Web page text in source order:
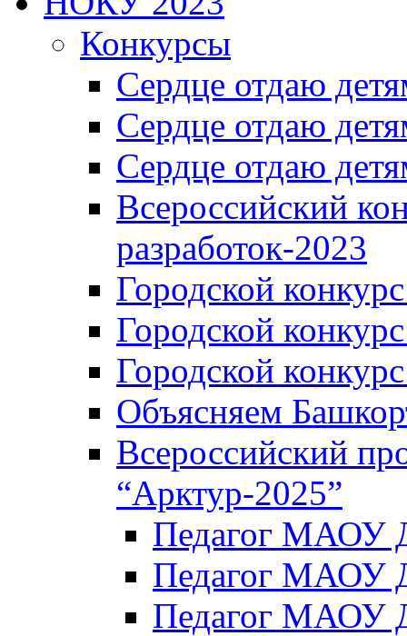
Конкурсы
Сердце отдаю
Сердце отдаю
Сердце отдаю
Всероссийский
разработок-2023
Городской
Городской
Городской
Объясняем
Всероссийский
“Арктур-2025”
Педагог МАОУ
Педагог МАОУ
Педагог МАОУ